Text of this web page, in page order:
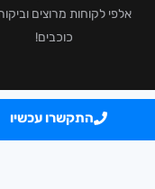
כוכבים!
התקשרו עכשיו